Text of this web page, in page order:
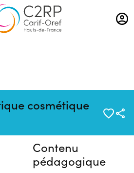
Aller
au
contenu
cosmétique
programmée en
Contenu
pédagogique